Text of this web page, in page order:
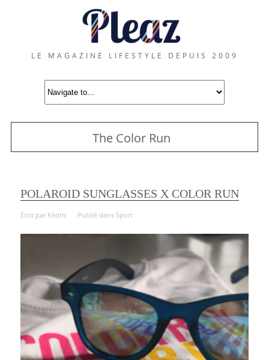
LE MAGAZINE LIFESTYLE DEPUIS 2009
The Color Run
POLAROID SUNGLASSES X COLOR RUN
Écrit par Kédric Publié dans Sport